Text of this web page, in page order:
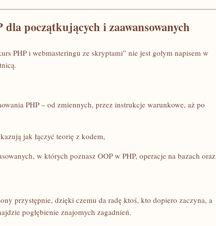
początkujących i zaawansowanych
PHP i webmasteringu ze skryptami” nie jest gołym napisem w
PHP – od zmiennych, przez instrukcje warunkowe, aż po
jak łączyć teorię z kodem,
w których poznasz OOP w PHP, operacje na bazach oraz
przystępnie, dzięki czemu da radę ktoś, kto dopiero zaczyna, a
pogłębienie znajomych zagadnień.